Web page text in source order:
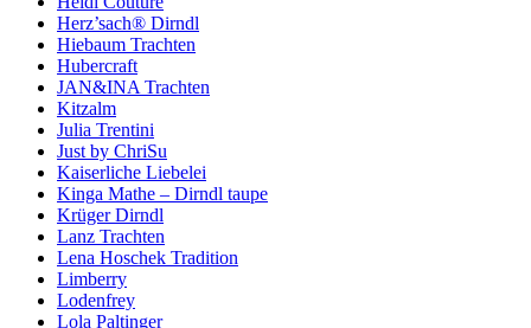
Herz’sach® Dirndl
Hiebaum Trachten
Hubercraft
JAN&INA Trachten
Kitzalm
Julia Trentini
Just by ChriSu
Kaiserliche Liebelei
Kinga Mathe – Dirndl taupe
Krüger Dirndl
Lanz Trachten
Lena Hoschek Tradition
Limberry
Lodenfrey
Lola Paltinger